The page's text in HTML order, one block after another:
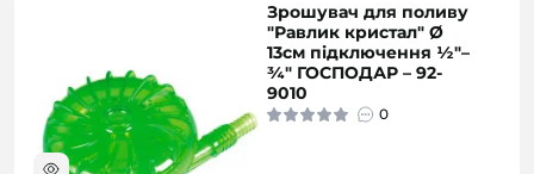
Зрошувач для поливу
"Равлик кристал" Ø
13см підключення ½"–
¾" ГОСПОДАР – 92-
9010
0